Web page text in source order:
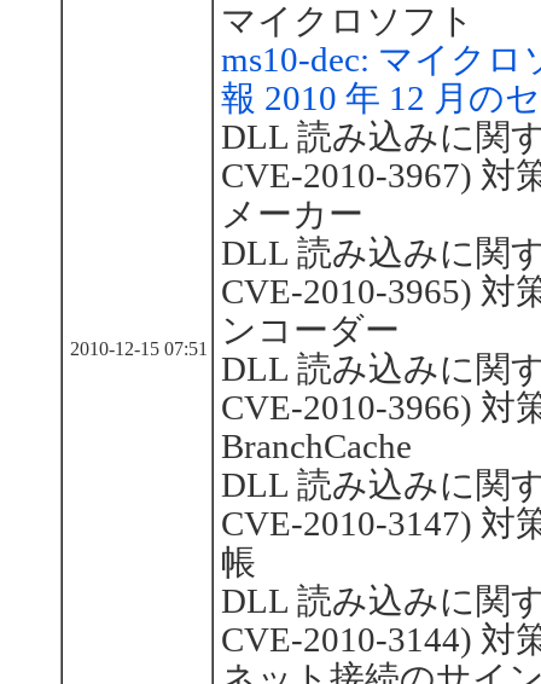
2010-12-15 07:51
マイクロソフト
ms10-dec: マイク
報 2010 年 12 月の
DLL 読み込みに関
CVE-2010-3967) 対
メーカー
DLL 読み込みに関
CVE-2010-3965) 対
ンコーダー
DLL 読み込みに関
CVE-2010-3966) 対
BranchCache
DLL 読み込みに関
CVE-2010-3147)
帳
DLL 読み込みに関
CVE-2010-3144) 対